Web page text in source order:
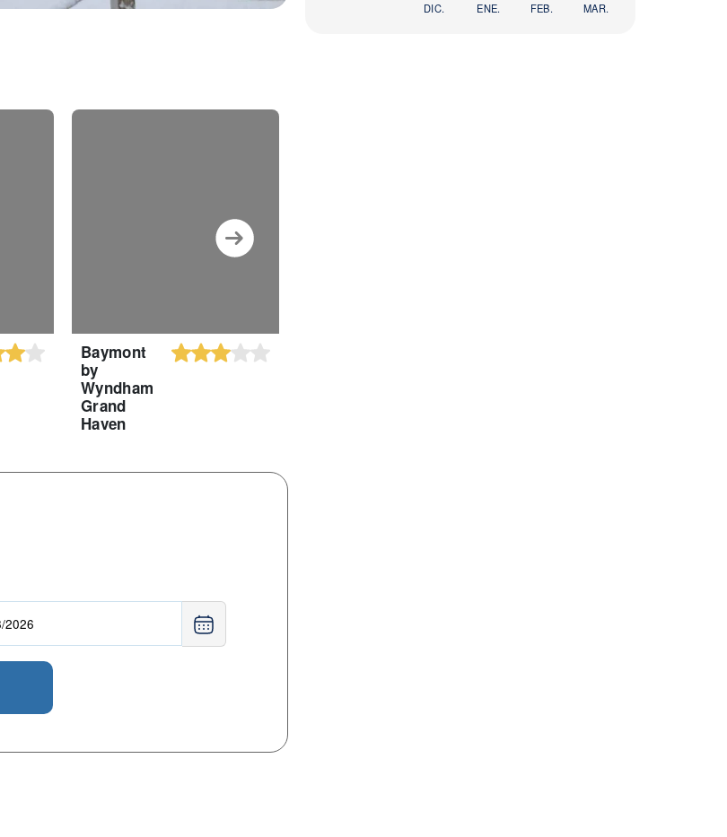
DIC. ENE. FEB.
MAR.
Baymont
by
Wyndham
Grand
Haven